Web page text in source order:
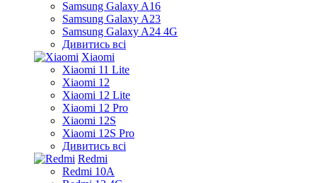
Samsung Galaxy A16
Samsung Galaxy A23
Samsung Galaxy A24 4G
Дивитись всі
Xiaomi
Xiaomi 11 Lite
Xiaomi 12
Xiaomi 12 Lite
Xiaomi 12 Pro
Xiaomi 12S
Xiaomi 12S Pro
Дивитись всі
Redmi
Redmi 10A